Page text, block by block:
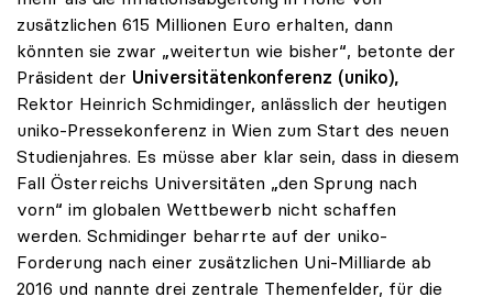
zusätzlichen 615 Millionen Euro erhalten, dann
könnten sie zwar „weitertun wie bisher“, betonte der
Präsident der Universitätenkonferenz (uniko),
Rektor Heinrich Schmidinger, anlässlich der heutigen
uniko-Pressekonferenz in Wien zum Start des neuen
Studienjahres. Es müsse aber klar sein, dass in diesem
Fall Österreichs Universitäten „den Sprung nach
vorn“ im globalen Wettbewerb nicht schaffen
werden. Schmidinger beharrte auf der uniko-
Forderung nach einer zusätzlichen Uni-Milliarde ab
2016 und nannte drei zentrale Themenfelder, für die